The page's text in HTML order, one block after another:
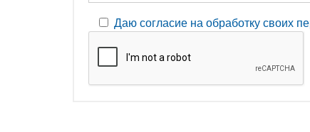
Даю согласие на обработку своих